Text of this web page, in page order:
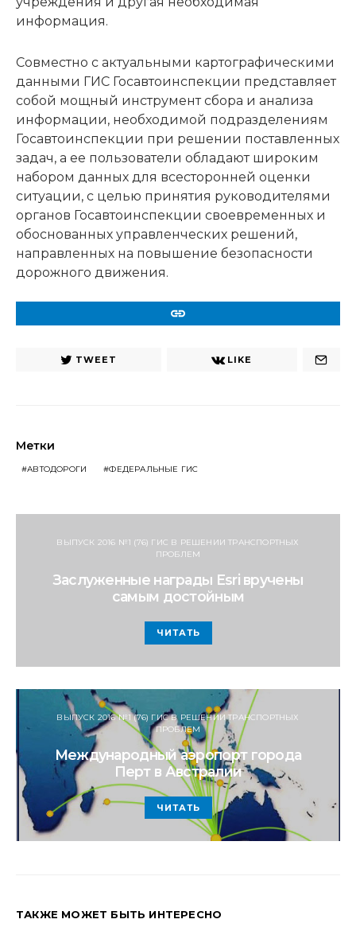
информация.
Совместно с актуальными картографическими
данными ГИС Госавтоинспекции представляет
собой мощный инструмент сбора и анализа
информации, необходимой подразделениям
Госавтоинспекции при решении поставленных
задач, а ее пользователи обладают широким
набором данных для всесторонней оценки
ситуации, с целью принятия руководителями
органов Госавтоинспекции своевременных и
обоснованных управленческих решений,
направленных на повышение безопасности
дорожного движения.
TWEET LIKE
Метки
АВТОДОРОГИ ФЕДЕРАЛЬНЫЕ ГИС
ВЫПУСК 2016 №1 (76) ГИС В РЕШЕНИИ ТРАНСПОРТНЫХ
ПРОБЛЕМ
Заслуженные награды Esri вручены
самым достойным
ЧИТАТЬ
ВЫПУСК 2016 №1 (76) ГИС В РЕШЕНИИ ТРАНСПОРТНЫХ
ПРОБЛЕМ
Международный аэропорт города
Перт в Австралии
ЧИТАТЬ
ТАКЖЕ МОЖЕТ БЫТЬ ИНТЕРЕСНО